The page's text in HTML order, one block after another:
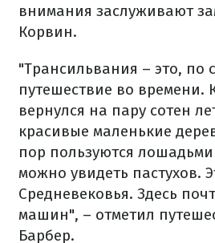
внимания заслуживают
Корвин.
"Трансильвания – это, по
путешествие во времени.
вернулся на пару сотен
красивые маленькие
пор пользуются
можно увидеть пастухов.
Средневековья. Здесь
машин", – отметил
Барбер.